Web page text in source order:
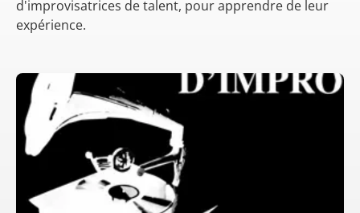
d'improvisatrices de talent, pour apprendre de leur
expérience.